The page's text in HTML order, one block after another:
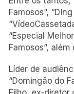
Famosos”,
“Especial
Famosos”, além
Líder de
“Domingão do